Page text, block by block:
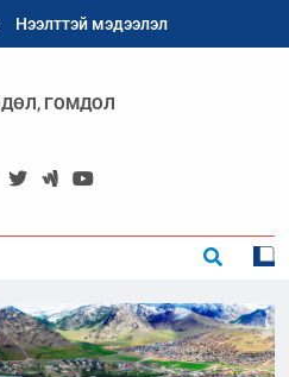
Нээлттэй мэдээлэл
Архангай
ГОМДОЛ